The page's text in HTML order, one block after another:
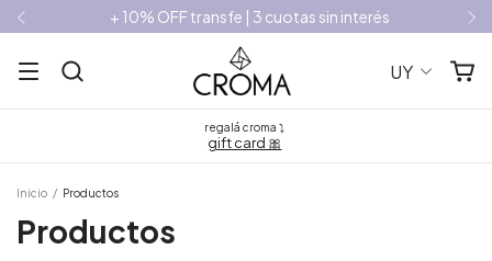
+ 10% OFF transfe | 3 cuotas sin interés
UY
regalá croma ⤵
gift card 🎀
Inicio / Productos
Productos